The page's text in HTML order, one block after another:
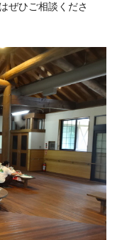
ぜひご相談くださ